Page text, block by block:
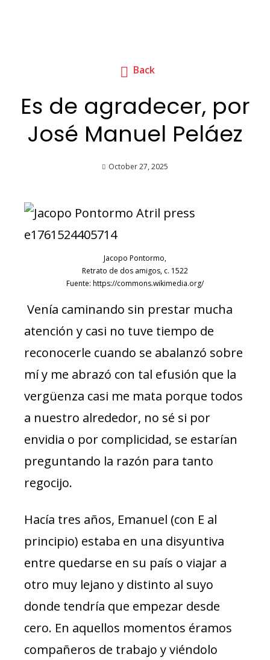
Back
Es de agradecer, por
José Manuel Peláez
October 27, 2025
Jacopo Pontormo,
Retrato de dos amigos, c. 1522
Fuente: https://commons.wikimedia.org/
Venía caminando sin prestar mucha
atención y casi no tuve tiempo de
reconocerle cuando se abalanzó sobre
mí y me abrazó con tal efusión que la
vergüenza casi me mata porque todos
a nuestro alrededor, no sé si por
envidia o por complicidad, se estarían
preguntando la razón para tanto
regocijo.
Hacía tres años, Emanuel (con E al
principio) estaba en una disyuntiva
entre quedarse en su país o viajar a
otro muy lejano y distinto al suyo
donde tendría que empezar desde
cero. En aquellos momentos éramos
compañeros de trabajo y viéndolo